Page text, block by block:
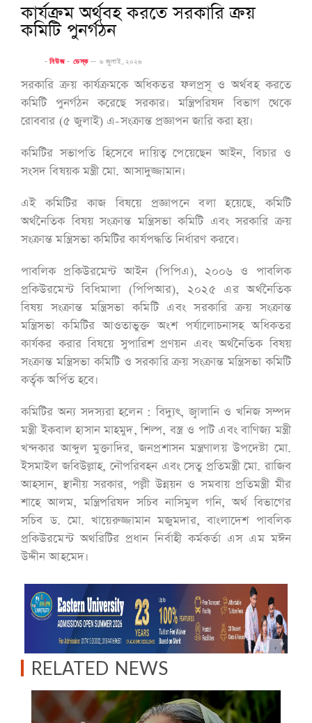
কার্যক্রম অর্থবহ করতে সরকারি ক্রয়
কমিটি পুনর্গঠন
-নিউজ - ডেস্ক -- ৬ জুলাই, ২০২৬
সরকারি ক্রয় কার্যক্রমকে অধিকতর ফলপ্রসূ ও অর্থবহ করতে
কমিটি পুনর্গঠন করেছে সরকার। মন্ত্রিপরিষদ বিভাগ থেকে
রোববার (৫ জুলাই) এ-সংক্রান্ত প্রজ্ঞাপন জারি করা হয়।
কমিটির সভাপতি হিসেবে দায়িত্ব পেয়েছেন আইন, বিচার ও
সংসদ বিষয়ক মন্ত্রী মো. আসাদুজ্জামান।
এই কমিটির কাজ বিষয়ে প্রজ্ঞাপনে বলা হয়েছে, কমিটি
অর্থনৈতিক বিষয় সংক্রান্ত মন্ত্রিসভা কমিটি এবং সরকারি ক্রয়
সংক্রান্ত মন্ত্রিসভা কমিটির কার্যপদ্ধতি নির্ধারণ করবে।
পাবলিক প্রকিউরমেন্ট আইন (পিপিএ), ২০০৬ ও পাবলিক
প্রকিউরমেন্ট বিধিমালা (পিপিআর), ২০২৫ এর অর্থনৈতিক
বিষয় সংক্রান্ত মন্ত্রিসভা কমিটি এবং সরকারি ক্রয় সংক্রান্ত
মন্ত্রিসভা কমিটির আওতাভুক্ত অংশ পর্যালোচনাসহ অধিকতর
কার্যকর করার বিষয়ে সুপারিশ প্রণয়ন এবং অর্থনৈতিক বিষয়
সংক্রান্ত মন্ত্রিসভা কমিটি ও সরকারি ক্রয় সংক্রান্ত মন্ত্রিসভা কমিটি
কর্তৃক অর্পিত হবে।
কমিটির অন্য সদস্যরা হলেন : বিদ্যুৎ, জ্বালানি ও খনিজ সম্পদ
মন্ত্রী ইকবাল হাসান মাহমুদ, শিল্প, বস্ত্র ও পাট এবং বাণিজ্য মন্ত্রী
খন্দকার আব্দুল মুক্তাদির, জনপ্রশাসন মন্ত্রণালয় উপদেষ্টা মো.
ইসমাইল জবিউল্লাহ, নৌপরিবহন এবং সেতু প্রতিমন্ত্রী মো. রাজিব
আহসান, স্থানীয় সরকার, পল্লী উন্নয়ন ও সমবায় প্রতিমন্ত্রী মীর
শাহে আলম, মন্ত্রিপরিষদ সচিব নাসিমুল গনি, অর্থ বিভাগের
সচিব ড. মো. খায়েরুজ্জামান মজুমদার, বাংলাদেশ পাবলিক
প্রকিউরমেন্ট অথরিটির প্রধান নির্বাহী কর্মকর্তা এস এম মঈন
উদ্দীন আহমেদ।
RELATED NEWS